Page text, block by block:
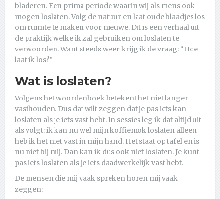
bladeren. Een prima periode waarin wij als mens ook
mogen loslaten. Volg de natuur en laat oude blaadjes los
om ruimte te maken voor nieuwe. Dit is een verhaal uit
de praktijk welke ik zal gebruiken om loslaten te
verwoorden. Want steeds weer krijg ik de vraag: “Hoe
laat ik los?”
Wat is loslaten?
Volgens het woordenboek betekent het niet langer
vasthouden. Dus dat wilt zeggen dat je pas iets kan
loslaten als je iets vast hebt. In sessies leg ik dat altijd uit
als volgt: ik kan nu wel mijn koffiemok loslaten alleen
heb ik het niet vast in mijn hand. Het staat op tafel en is
nu niet bij mij. Dan kan ik dus ook niet loslaten. Je kunt
pas iets loslaten als je iets daadwerkelijk vast hebt.
De mensen die mij vaak spreken horen mij vaak
zeggen: